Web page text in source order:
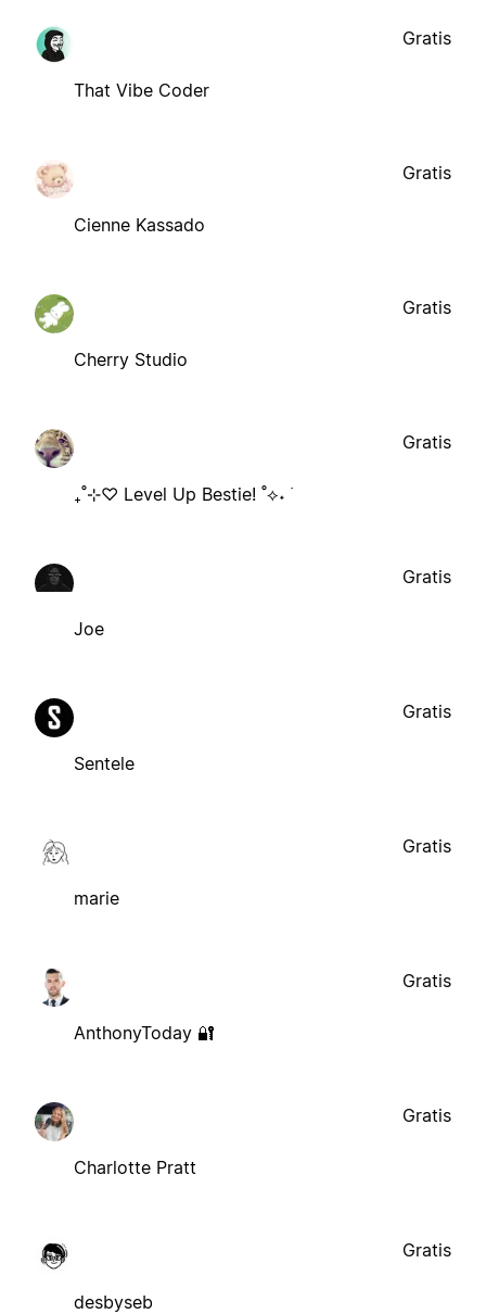
That Vibe Coder
Gratis
Cienne Kassado
Gratis
Cherry Studio
Gratis
₊˚⊹♡ Level Up Bestie! ˚⟡˖ ࣪
Gratis
Joe
Gratis
Sentele
Gratis
marie
Gratis
AnthonyToday 🔐
Gratis
Charlotte Pratt
Gratis
desbyseb
Gratis